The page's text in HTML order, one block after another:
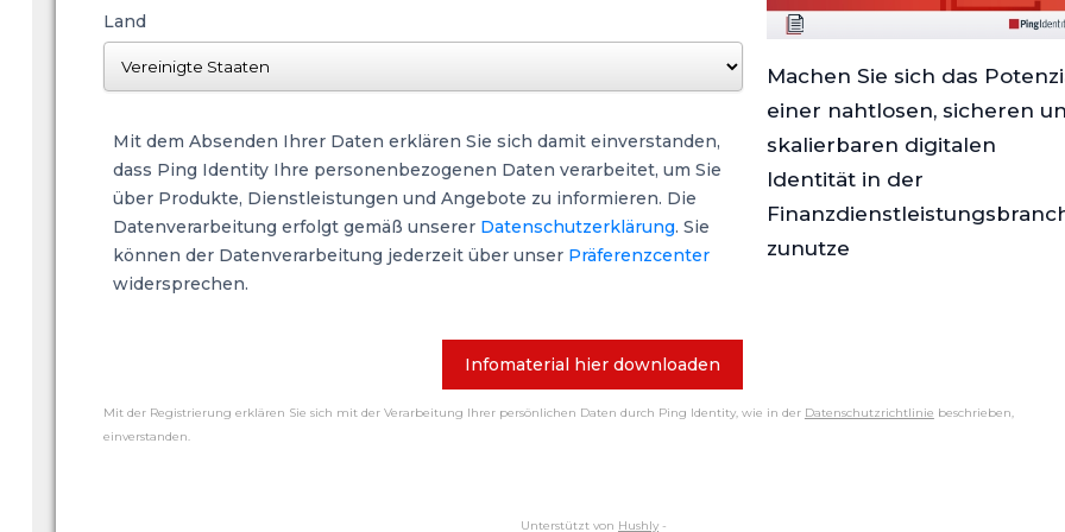
Land
Mit dem Absenden Ihrer Daten erklären Sie sich damit einverstanden,
dass Ping Identity Ihre personenbezogenen Daten verarbeitet, um Sie
über Produkte, Dienstleistungen und Angebote zu informieren. Die
Datenverarbeitung erfolgt gemäß unserer Datenschutzerklärung. Sie
können der Datenverarbeitung jederzeit über unser Präferenzcenter
widersprechen.
Infomaterial hier downloaden
Machen Sie sich das
einer nahtlosen, sicheren
skalierbaren digitalen
Identität in der
zunutze
Mit der Registrierung erklären Sie sich mit der Verarbeitung Ihrer persönlichen Daten durch Ping Identity, wie in der Datenschutzrichtlinie beschrieben,
einverstanden.
Unterstützt von Hushly-